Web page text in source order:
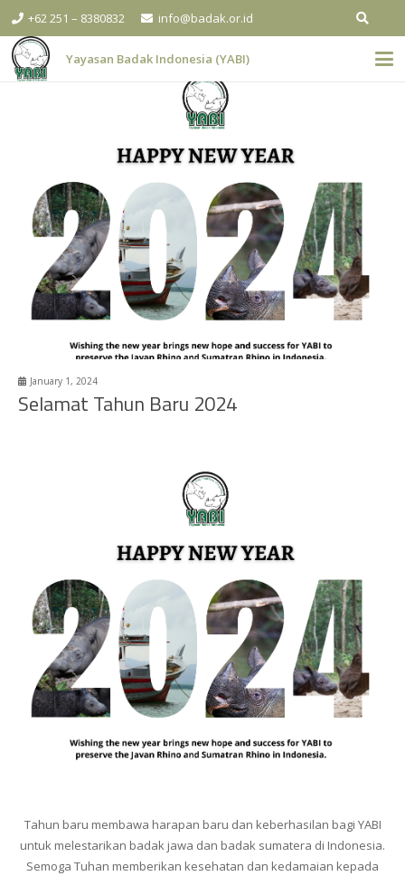
+62 251 – 8380832 info@badak.or.id
Yayasan Badak Indonesia (YABI)
January 1, 2024
Selamat Tahun Baru 2024
Tahun baru membawa harapan baru dan keberhasilan bagi YABI
untuk melestarikan badak jawa dan badak sumatera di Indonesia.
Semoga Tuhan memberikan kesehatan dan kedamaian kepada